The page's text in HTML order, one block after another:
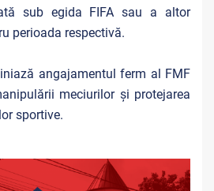
sub egida FIFA sau a altor
perioada respectivă.
angajamentul ferm al FMF
meciurilor și protejarea
sportive.